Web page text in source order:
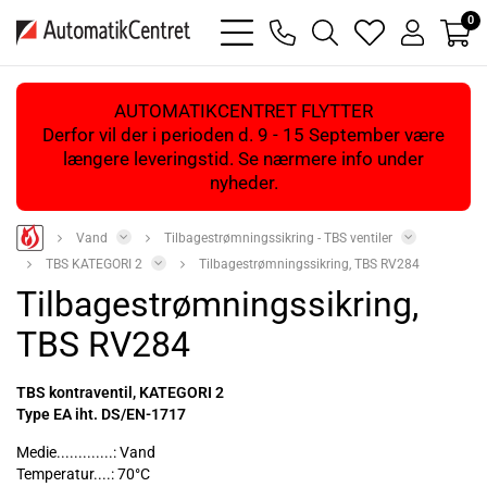
bars
light
phone
magnifying
glass
heart
light
user
light
0
AUTOMATIKCENTRET FLYTTER
Derfor vil der i perioden d. 9 - 15 September være
længere leveringstid. Se nærmere info under
nyheder.
Vand
Tilbagestrømningssikring - TBS ventiler
TBS KATEGORI 2
Tilbagestrømningssikring, TBS RV284
Tilbagestrømningssikring,
TBS RV284
TBS kontraventil, KATEGORI 2
Type EA iht. DS/EN-1717
Medie.............: Vand
Temperatur....: 70°C